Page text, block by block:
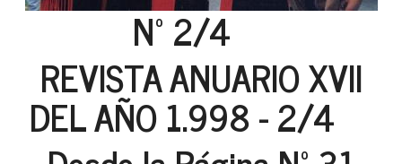
Nº 2/4
REVISTA ANUARIO XVII
DEL AÑO 1.998 - 2/4